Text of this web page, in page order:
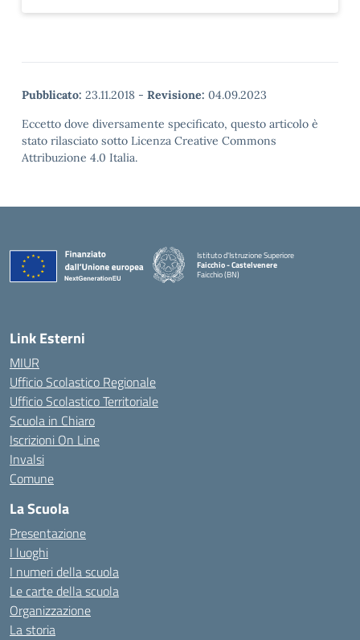
Pubblicato: 23.11.2018 - Revisione: 04.09.2023
Eccetto dove diversamente specificato, questo articolo è
stato rilasciato sotto Licenza Creative Commons
Attribuzione 4.0 Italia.
Istituto d'Istruzione Superiore
Faicchio - Castelvenere
Faicchio (BN)
Link Esterni
MIUR
Ufficio Scolastico Regionale
Ufficio Scolastico Territoriale
Scuola in Chiaro
Iscrizioni On Line
Invalsi
Comune
La Scuola
Presentazione
I luoghi
I numeri della scuola
Le carte della scuola
Organizzazione
La storia